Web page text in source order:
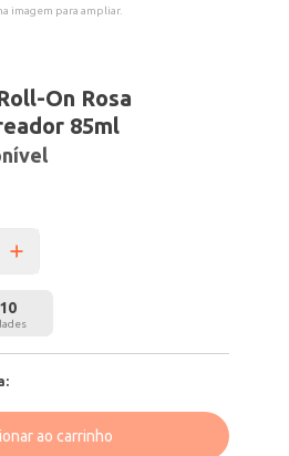
imagem para ampliar.
On Rosa
85ml
10
ao carrinho